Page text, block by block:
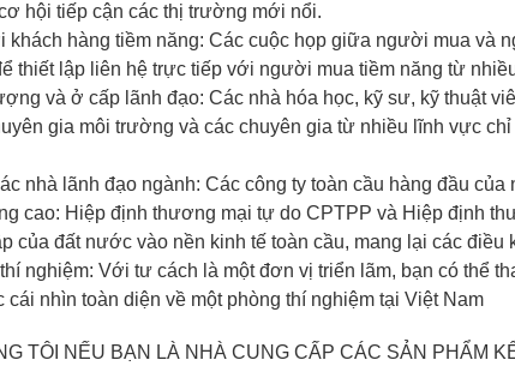
hội tiếp cận các thị trường mới nổi.
khách hàng tiềm năng: Các cuộc họp giữa người mua và
thiết lập liên hệ trực tiếp với người mua tiềm năng từ
và ở cấp lãnh đạo: Các nhà hóa học, kỹ sư, kỹ thuật
gia môi trường và các chuyên gia từ nhiều lĩnh vực
nhà lãnh đạo ngành: Các công ty toàn cầu hàng đầu của
cao: Hiệp định thương mại tự do CPTPP và Hiệp định
của đất nước vào nền kinh tế toàn cầu, mang lại các điều
nghiệm: Với tư cách là một đơn vị triển lãm, bạn có thể
cái nhìn toàn diện về một phòng thí nghiệm tại Việt Nam
TÔI NẾU BẠN LÀ NHÀ CUNG CẤP CÁC SẢN PHẨM